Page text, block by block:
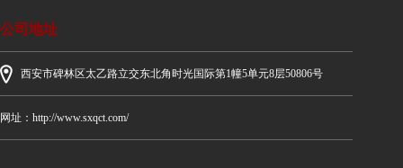
公司地址
西安市碑林区太乙路立交东北角时光国际第1幢5单元8层50806号
网址：http://www.sxqct.com/